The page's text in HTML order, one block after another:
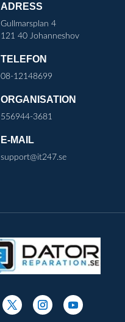
ADRESS
Gullmarsplan 4
121 40 Johanneshov
TELEFON
08-12148699
ORGANISATION
556944-3681
E-MAIL
support@it247.se